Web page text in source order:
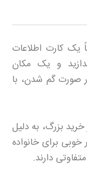
یک کارت اطلاعات
و یک مکان
صورت گم شدن، با
بزرگ، به دلیل
خوبی برای خانواده
دارند.